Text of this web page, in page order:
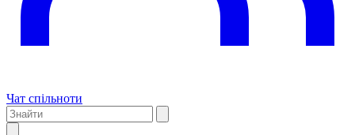
Чат спільноти